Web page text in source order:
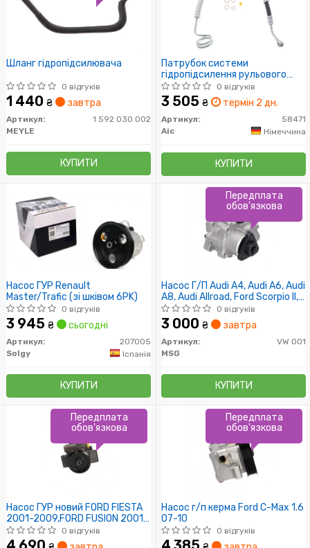
Шланг гідропідсилювача
0 відгуків
1 440 ₴ завтра
Артикул:
1 592 030 002
MEYLE
КУПИТИ
Патрубок системи
гідропідсилення рульового
управління
0 відгуків
3 505 ₴ термін 2 дн.
Артикул:
58471
Aic
Німеччина
КУПИТИ
Насос ГУР Renault
Master/Trafic (зі шківом 6PK)
0 відгуків
3 945 ₴ сьогодні
Артикул:
207005
Solgy
Іспанія
КУПИТИ
Насос Г/П Audi A4, Audi A6, Audi
A8, Audi Allroad, Ford Scorpio II,
Opel Vectra, Skoda Superb, Vw
Passat, Lifan 520
0 відгуків
3 000 ₴ завтра
Артикул:
VW 001
MSG
КУПИТИ
Передплата
обов'язкова
Насос ГУР новий FORD FIESTA
2001-2009,FORD FUSION 2001-
2009
0 відгуків
Передплата
обов'язкова
Насос г/п керма Ford C-Max 1.6
07-10
0 відгуків
Передплата
обов'язкова